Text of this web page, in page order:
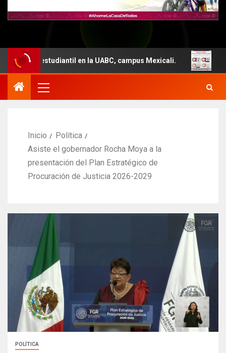
en la UABC, campus Mexicali. Un total de 29
Inicio
Política
Asiste el gobernador Rocha Moya a la
presentación del Plan Estratégico de
Procuración de Justicia 2026-2029
POLÍTICA